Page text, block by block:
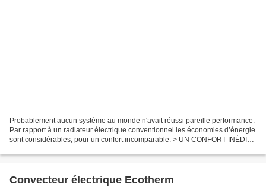
Probablement aucun système au monde n'avait réussi pareille performance.
Par rapport à un radiateur électrique conventionnel les économies d’énergie
sont considérables, pour un confort incomparable. > UN CONFORT INÉDIT :
Convecteur électrique Ecotherm